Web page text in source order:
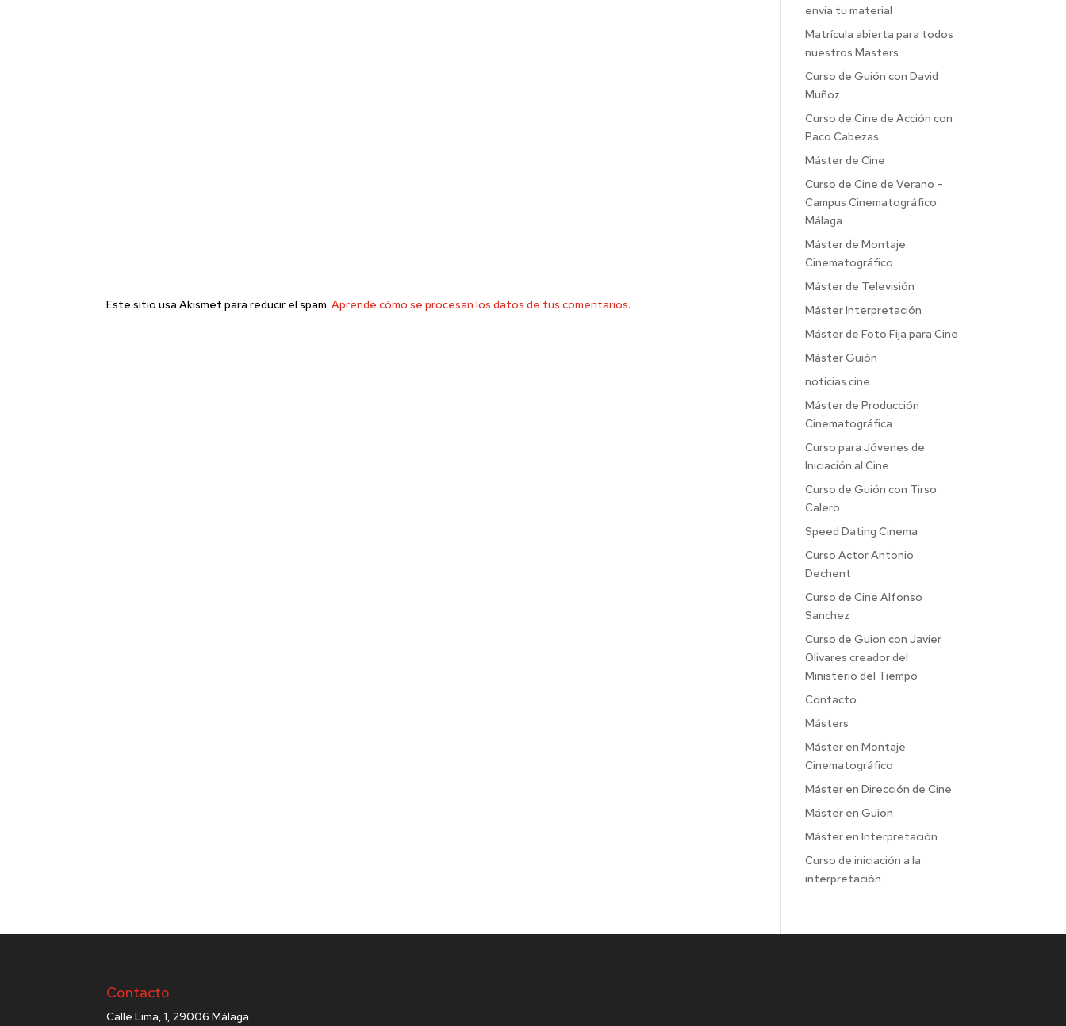
Este sitio usa Akismet para reducir el spam.Aprende cómo se procesan los datos de tus comentarios.
envia tu material
Matrícula abierta para todos
nuestros Masters
Curso de Guión con David
Muñoz
Curso de Cine de Acción con
Paco Cabezas
Máster de Cine
Curso de Cine de Verano –
Campus Cinematográfico
Málaga
Máster de Montaje
Cinematográfico
Máster de Televisión
Máster Interpretación
Máster de Foto Fija para Cine
Máster Guión
noticias cine
Máster de Producción
Cinematográfica
Curso para Jóvenes de
Iniciación al Cine
Curso de Guión con Tirso
Calero
Speed Dating Cinema
Curso Actor Antonio
Dechent
Curso de Cine Alfonso
Sanchez
Curso de Guion con Javier
Olivares creador del
Ministerio del Tiempo
Contacto
Másters
Máster en Montaje
Cinematográfico
Máster en Dirección de Cine
Máster en Guion
Máster en Interpretación
Curso de iniciación a la
interpretación
Contacto
Calle Lima, 1, 29006 Málaga